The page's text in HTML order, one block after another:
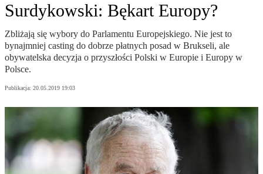
Surdykowski: Bękart Europy?
Zbliżają się wybory do Parlamentu Europejskiego. Nie jest to
bynajmniej casting do dobrze płatnych posad w Brukseli, ale
obywatelska decyzja o przyszłości Polski w Europie i Europy w
Polsce.
Publikacja: 20.05.2019 19:03